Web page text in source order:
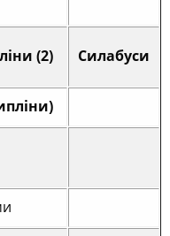
(2) Силабуси